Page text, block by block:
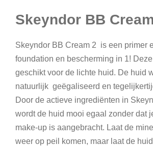
2
a
n
t
a
l
Skeyndor BB
Skeyndor BB Cream 2 is een primer
foundation en bescherming in 1!
geschikt voor de lichte huid. De huid
natuurlijk geëgaliseerd en
Door de actieve ingrediënten in
wordt de huid mooi egaal zonder dat
make-up is aangebracht. Laat de
weer op peil komen, maar laat de